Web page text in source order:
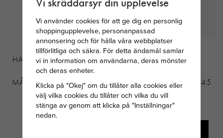
SVEDBOM
HÄNGSMYCKE I SILVER
MED AUGUSTI
MÅNADSTEN CRYSOLIT
149 KR
THOMAS SABO
HALSBAND MED
FACETTERADE 40-42-45
CM
569 KR
Vi använder cookies för att ge dig en personlig
shoppingupplevelse, personanpassad
annonsering och för hålla våra webbplatser
tillförlitliga och säkra. För detta ändamål samlar
vi in information om användarna, deras mönster
och deras enheter.
Klicka på "Okej" om du tillåter alla cookies eller
välj vilka cookies du tillåter och vilka du vill
stänga av genom att klicka på "Inställningar"
nedan.